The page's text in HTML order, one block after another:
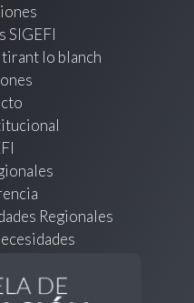
SIGEFI
lo blanch
Regionales